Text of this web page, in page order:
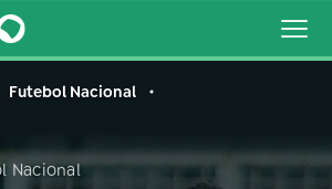
Futebol Nacional
Nacional